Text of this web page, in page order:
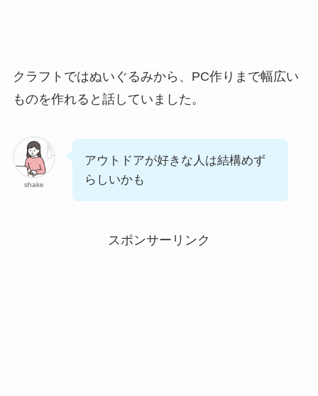
クラフトではぬいぐるみから、PC作りまで幅広い
ものを作れると話していました。
shake
アウトドアが好きな人は結構めず
らしいかも
スポンサーリンク